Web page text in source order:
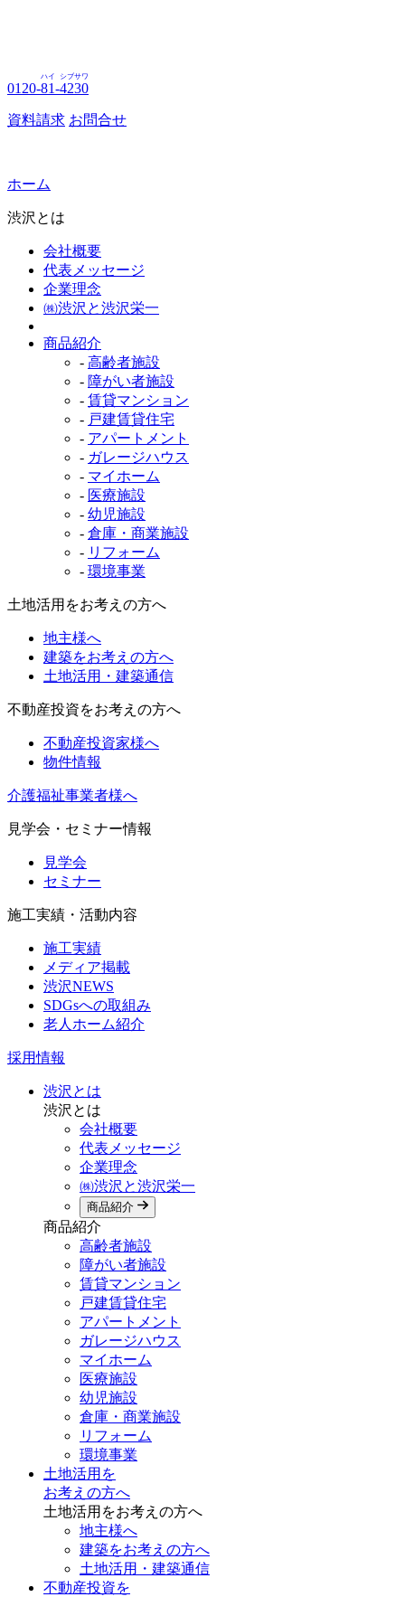
0120-81
ハイ
-4230
シブサワ
資料請求 お問合せ
ホーム
渋沢とは
会社概要
代表メッセージ
企業理念
㈱渋沢と渋沢栄一
商品紹介
- 高齢者施設
- 障がい者施設
- 賃貸マンション
- 戸建賃貸住宅
- アパートメント
- ガレージハウス
- マイホーム
- 医療施設
- 幼児施設
- 倉庫・商業施設
- リフォーム
- 環境事業
土地活用をお考えの方へ
地主様へ
建築をお考えの方へ
土地活用・建築通信
不動産投資をお考えの方へ
不動産投資家様へ
物件情報
介護福祉事業者様へ
見学会・セミナー情報
見学会
セミナー
施工実績・活動内容
施工実績
メディア掲載
渋沢NEWS
SDGsへの取組み
老人ホーム紹介
採用情報
渋沢とは
渋沢とは
会社概要
代表メッセージ
企業理念
㈱渋沢と渋沢栄一
商品紹介
商品紹介
高齢者施設
障がい者施設
賃貸マンション
戸建賃貸住宅
アパートメント
ガレージハウス
マイホーム
医療施設
幼児施設
倉庫・商業施設
リフォーム
環境事業
土地活用を
お考えの方へ
土地活用をお考えの方へ
地主様へ
建築をお考えの方へ
土地活用・建築通信
不動産投資を